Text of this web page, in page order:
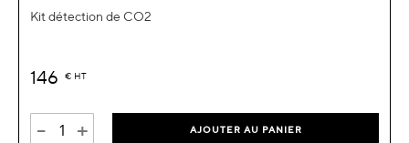
Kit détection de CO2
146 € HT
- + AJOUTER AU PANIER